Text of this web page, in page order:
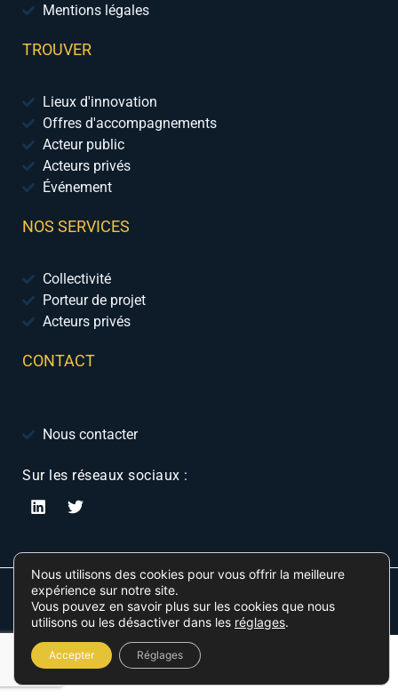
Mentions légales
TROUVER
Lieux d'innovation
Offres d'accompagnements
Acteur public
Acteurs privés
Événement
NOS SERVICES
Collectivité
Porteur de projet
Acteurs privés
CONTACT
Nous contacter
Sur les réseaux sociaux :
© 2024 Geolink-expansion
Nous utilisons des cookies pour vous offrir la meilleure
expérience sur notre site.
Vous pouvez en savoir plus sur les cookies que nous
utilisons ou les désactiver dans les réglages.
Accepter Réglages